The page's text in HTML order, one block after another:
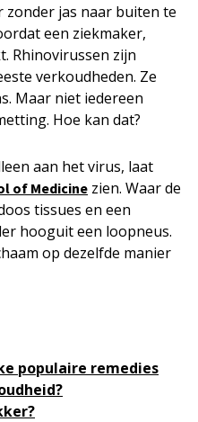
jas naar buiten te
een ziekmaker,
Rhinovirussen zijn
verkoudheden. Ze
Maar niet iedereen
Hoe kan dat?
aan het virus, laat
of Medicine zien. Waar de
tissues en een
hooguit een loopneus.
op dezelfde manier
populaire remedies